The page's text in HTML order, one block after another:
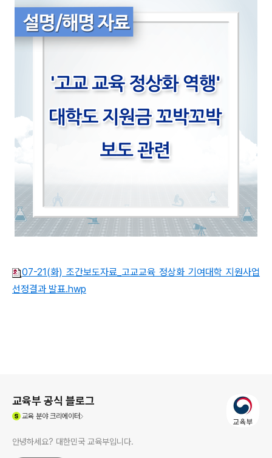
07-21(화) 조간보도자료_고교교육 정상화 기여대학 지원사업
선정결과 발표.hwp
교육부 공식 블로그
교육분야 크리에이터
안녕하세요? 대한민국 교육부입니다.